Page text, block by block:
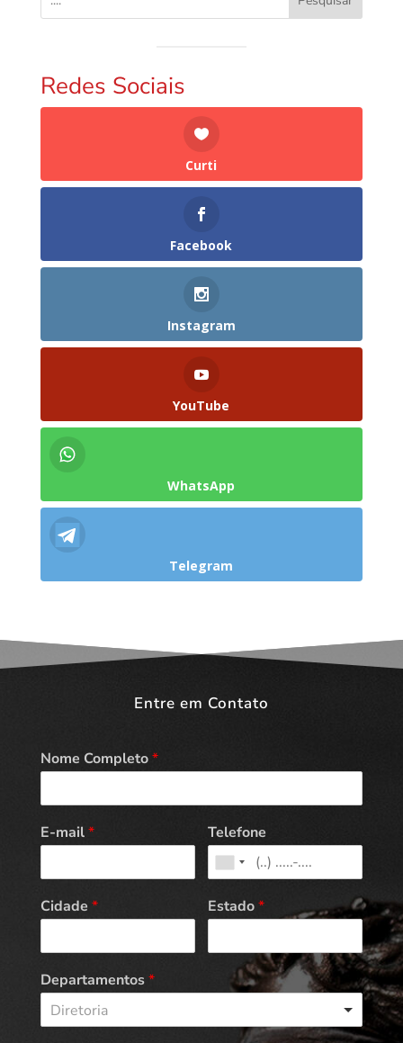
Redes Sociais
Curti
Facebook
Instagram
YouTube
WhatsApp
Telegram
Entre em Contato
Nome Completo*
E-mail* Telefone
Cidade * Estado*
Departamentos*
Diretoria